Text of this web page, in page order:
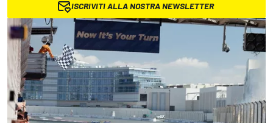
ISCRIVITI ALLA NOSTRA NEWSLETTER